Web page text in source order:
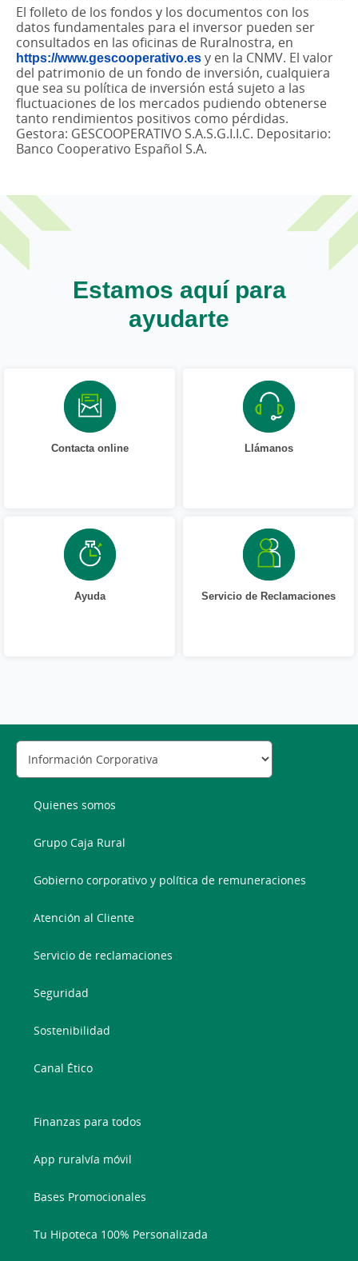
El folleto de los fondos y los documentos con los
datos fundamentales para el inversor pueden ser
consultados en las oficinas de Ruralnostra, en
https://www.gescooperativo.esy en la CNMV. El valor
del patrimonio de un fondo de inversión, cualquiera
que sea su política de inversión está sujeto a las
fluctuaciones de los mercados pudiendo obtenerse
tanto rendimientos positivos como pérdidas.
Gestora: GESCOOPERATIVO S.A.S.G.I.I.C. Depositario:
Banco Cooperativo Español S.A.
Estamos aquí para
ayudarte
Contacta online Llámanos
Ayuda Servicio de Reclamaciones
Quienes somos
Grupo Caja Rural
Gobierno corporativo y política de remuneraciones
Atención al Cliente
Servicio de reclamaciones
Seguridad
Sostenibilidad
Canal Ético
Finanzas para todos
App ruralvía móvil
Bases Promocionales
Tu Hipoteca 100% Personalizada